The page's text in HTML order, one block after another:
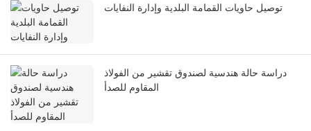
توصيل حاويات القمامة البلدية وإدارة النفايات
دراسة حالة هندسية لصندوق تقشير من الفولاذ
المقاوم للصدأ